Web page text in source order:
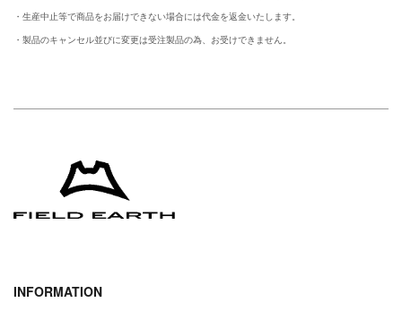
・生産中止等で商品をお届けできない場合には代金を返金いたします。
・製品のキャンセル並びに変更は受注製品の為、お受けできません。
INFORMATION